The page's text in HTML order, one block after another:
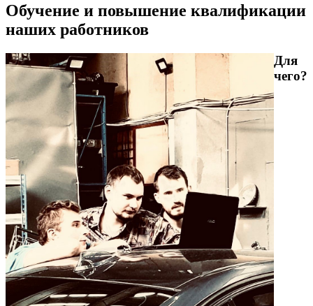
Обучение и повышение квалификации
наших работников
Для
чего?